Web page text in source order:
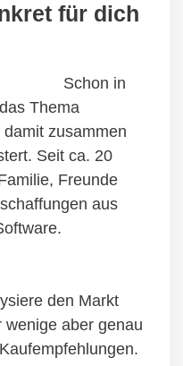
für dich
Schon in
Thema
zusammen
Seit ca. 20
Freunde
aus
den Markt
wenige aber genau